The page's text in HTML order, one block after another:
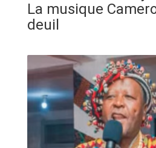
ALERTE
ANNONCE
ART & CULTURE & TRADITION
ASSAINISSEMENT
BREAKING-NEWS
La musique
deuil